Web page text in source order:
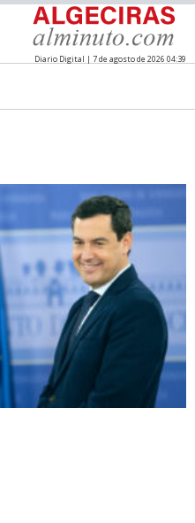
Diario Digital | 7 de agosto de 2026 04:39